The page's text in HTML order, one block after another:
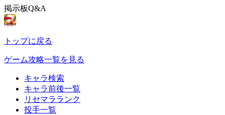
掲示板Q&A
トップに戻る
ゲーム攻略一覧を見る
キャラ検索
キャラ前後一覧
リセマラランク
投手一覧